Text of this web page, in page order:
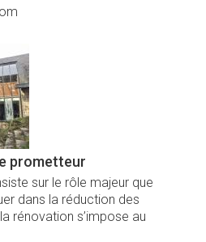
prometteur
sur le rôle majeur que
dans la réduction des
rénovation s’impose au